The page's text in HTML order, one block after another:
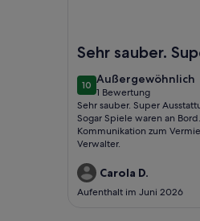
Sehr sauber.
Ausstattung.
Lage. Sogar
waren an Bord.
gut ...
1010 von 10
Außergewöhnlich
außergewöhnlich
1 Bewertung
(1
bewertung)
Sehr sauber. Super
Sogar Spiele waren an
Kommunikation zum
Verwalter.
Carola D.
Aufenthalt im Juni 2026